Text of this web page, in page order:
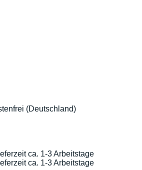
(Deutschland)
ca. 1-3 Arbeitstage
ca. 1-3 Arbeitstage